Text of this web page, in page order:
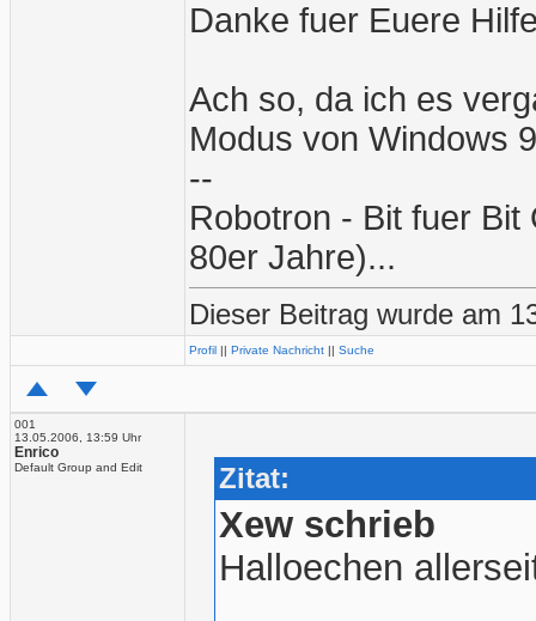
Danke fuer Euere
Ach so, da ich es
Modus von Windows
--
Robotron - Bit fuer
80er Jahre)...
Dieser Beitrag wurde am
Profil || Private Nachricht || Suche
001
13.05.2006, 13:59 Uhr
Enrico
Default Group and Edit Zitat:
Xew schrieb
Halloechen